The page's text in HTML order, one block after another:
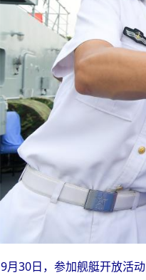
9月30日，参加舰艇开放活